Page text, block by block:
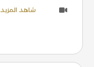
شاهد المزيد